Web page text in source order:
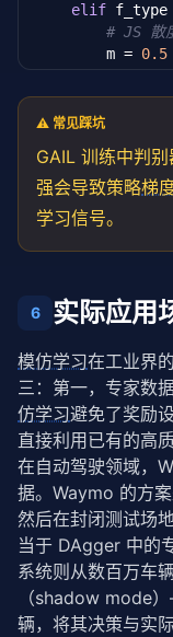
elif f_type
# JS 散
        m =
0.5
return
elif f_type
# 专家有两种行为
expert_dist =
# 模式覆盖（覆盖
mode_covering
# 模式追逐（只聚
mode_seeking
print("不同 f 散
for f_type in [
mc_loss =
ms_loss =
    print(
f"
⚠️ 常见踩坑
GAIL 训练中判
强会导致策略梯
学习信号。
6 实际应用
模仿学习在工业界
三：第一，专家数
仿学习避免了奖励
直接利用已有的高
在自动驾驶领域，
据。Waymo 的方
然后在封闭测试场
当于 DAgger 中的
系统则从数百万车
（shadow mode
辆，将其决策与实